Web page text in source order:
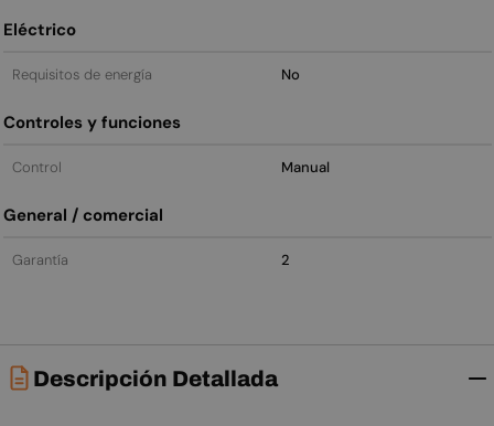
Eléctrico
Requisitos de energía No
Controles y funciones
Control Manual
General / comercial
Garantía 2
Descripción Detallada